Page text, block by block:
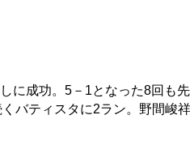
に成功。5－1となった8回も
バティスタに2ラン。野間峻